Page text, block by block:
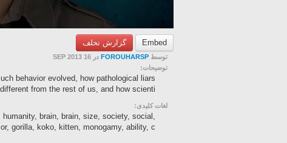
Embed گزارش تخلف
توسط FOROUHARSP در 16 SEP 2013
توضیحات:
behavior evolved, how pathological liars
from the rest of us, and how scienti...
لغات کلیدی:
brain, brain, size, society, social,
gorilla, koko, kitten, monogamy, ability, c...